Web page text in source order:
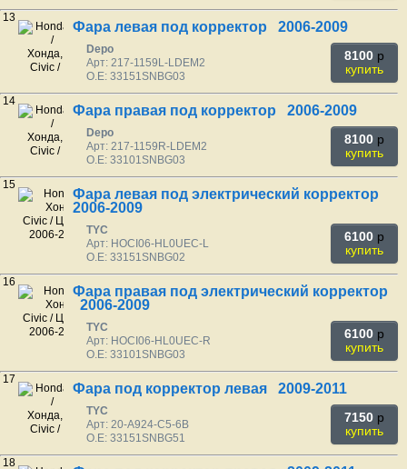
13
Фара левая под корректор 2006-2009
Depo
Арт: 217-1159L-LDEM2
O.E: 33151SNBG03
8100 p
купить
14
Фара правая под корректор 2006-2009
Depo
Арт: 217-1159R-LDEM2
O.E: 33101SNBG03
8100 p
купить
15
Фара левая под электрический корректор
2006-2009
TYC
Арт: HOCI06-HL0UEC-L
O.E: 33151SNBG02
6100 p
купить
16
Фара правая под электрический корректор
2006-2009
TYC
Арт: HOCI06-HL0UEC-R
O.E: 33101SNBG03
6100 p
купить
17
Фара под корректор левая 2009-2011
TYC
Арт: 20-A924-C5-6B
O.E: 33151SNBG51
7150 p
купить
18